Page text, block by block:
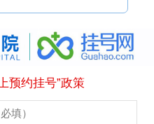
预约挂号”政策